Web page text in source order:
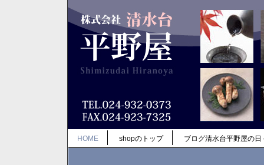
HOME shopのトップ ブログ清水台平野屋の日